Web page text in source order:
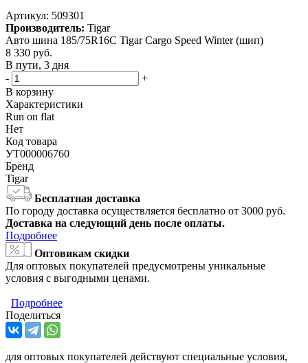
Артикул: 509301
Производитель: Tigar
Авто шина 185/75R16C Tigar Cargo Speed Winter (шип)
8 330 руб.
В пути, 3 дня
-
+
В корзину
Характеристики
Run on flat
Нет
Код товара
УТ000006760
Бренд
Tigar
Бесплатная доставка
По городу доставка осуществляется бесплатно от 3000 руб.
Доставка на следующий день после оплаты.
Подробнее
Оптовикам скидки
Для оптовых покупателей предусмотрены уникальные
условия с выгодными ценами.
Подробнее
Поделиться
для оптовых покупателей действуют специальные условия,